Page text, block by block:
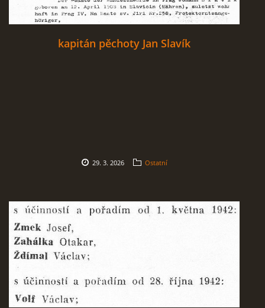
kapitán pěchoty Jan Slavík
29. 3. 2026 Ostatní